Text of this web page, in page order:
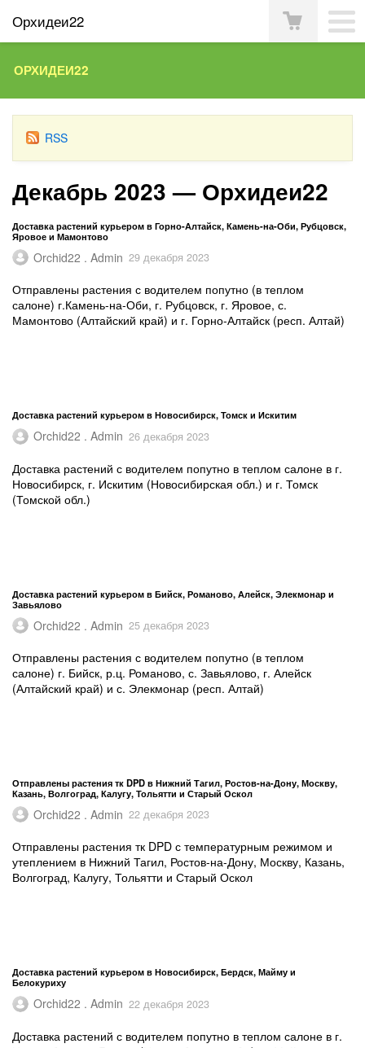
Орхидеи22
ОРХИДЕИ22
RSS
Декабрь 2023 — Орхидеи22
Доставка растений курьером в Горно-Алтайск, Камень-на-Оби, Рубцовск,
Яровое и Мамонтово
Orchid22 . Admin 29 декабря 2023
Отправлены растения с водителем попутно (в теплом
салоне) г.Камень-на-Оби, г. Рубцовск, г. Яровое, с.
Мамонтово (Алтайский край) и г. Горно-Алтайск (респ. Алтай)
Доставка растений курьером в Новосибирск, Томск и Искитим
Orchid22 . Admin 26 декабря 2023
Доставка растений с водителем попутно в теплом салоне в г.
Новосибирск, г. Искитим (Новосибирская обл.) и г. Томск
(Томской обл.)
Доставка растений курьером в Бийск, Романово, Алейск, Элекмонар и
Завьялово
Orchid22 . Admin 25 декабря 2023
Отправлены растения с водителем попутно (в теплом
салоне) г. Бийск, р.ц. Романово, с. Завьялово, г. Алейск
(Алтайский край) и с. Элекмонар (респ. Алтай)
Отправлены растения тк DPD в Нижний Тагил, Ростов-на-Дону, Москву,
Казань, Волгоград, Калугу, Тольятти и Старый Оскол
Orchid22 . Admin 22 декабря 2023
Отправлены растения тк DPD с температурным режимом и
утеплением в Нижний Тагил, Ростов-на-Дону, Москву, Казань,
Волгоград, Калугу, Тольятти и Старый Оскол
Доставка растений курьером в Новосибирск, Бердск, Майму и
Белокуриху
Orchid22 . Admin 22 декабря 2023
Доставка растений с водителем попутно в теплом салоне в г.